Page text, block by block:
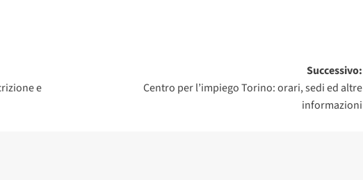
e
Successivo:
Centro per l’impiego Torino: orari, sedi ed altre
informazioni